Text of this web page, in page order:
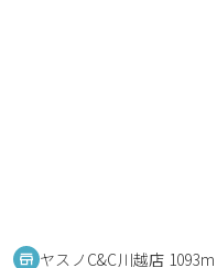
ヤスノC&C川越店 1093m